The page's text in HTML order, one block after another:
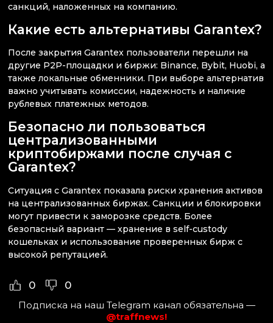
санкций, наложенных на компанию.
Какие есть альтернативы Garantex?
После закрытия Garantex пользователи перешли на
другие P2P-площадки и биржи: Binance, Bybit, Huobi, а
также локальные обменники. При выборе альтернатив
важно учитывать комиссии, надежность и наличие
рублевых платежных методов.
Безопасно ли пользоваться
централизованными
криптобиржами после случая с
Garantex?
Ситуация с Garantex показала риски хранения активов
на централизованных биржах. Санкции и блокировки
могут привести к заморозке средств. Более
безопасный вариант — хранение в self-custody
кошельках и использование проверенных бирж с
высокой репутацией.
0 0
Подписка на наш Telegram канал обязательна —
@traffnews!